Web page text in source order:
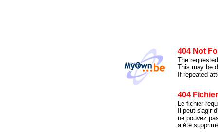
404 Not
The
This may be
If repeated
404
Le fichier
Il peut s'agir
ne pouvez
a été